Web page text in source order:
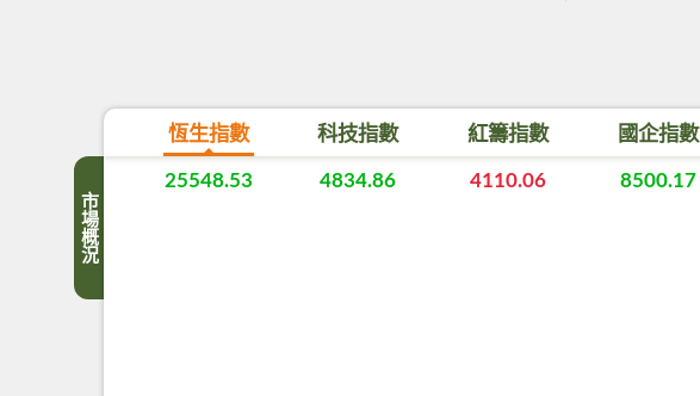
市場概況
恆生指數
25548.53
科技指數
4834.86
紅籌指數
4110.06
國企指數
8500.17